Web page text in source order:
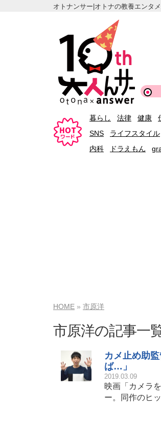
オトナンサー|オトナの教養エンタ
暮らし 法律 健康
SNS
ライフスタイル
内科
ドラえもん
HOME 市原洋
市原洋の記事一
カメ止め助
ば…」
2019.03.09
映画「カメラ
ー。同作のヒ